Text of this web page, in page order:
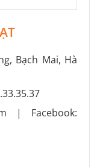
Bạch Mai, Hà
| Facebook: